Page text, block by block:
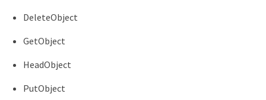
DeleteObject
GetObject
HeadObject
PutObject